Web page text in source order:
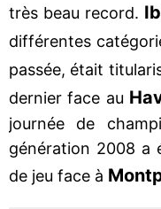
très beau record.
différentes
passée, était
dernier face au
journée de
génération 2008 a
de jeu face à